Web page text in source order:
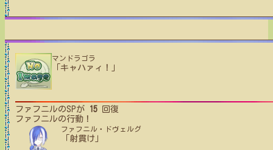
マンドラゴラ
「キャハァィ！」
ファフニルのSPが 15 回復
ファフニルの行動！
ファフニル・ドヴェルグ
「射貫け」